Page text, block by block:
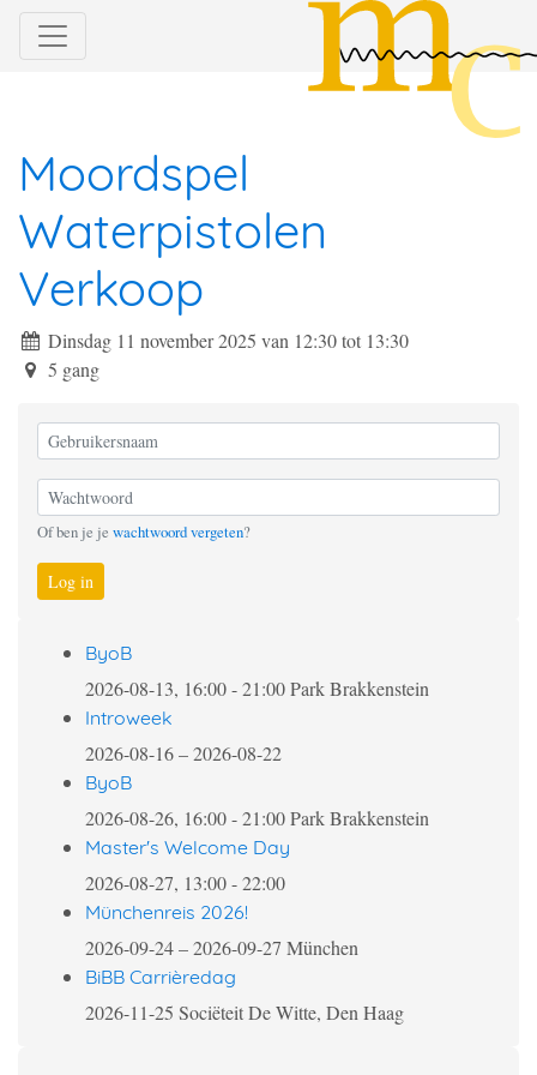
Moordspel
Waterpistolen
Verkoop
Dinsdag 11 november 2025 van 12:30tot 13:30
5 gang
Of ben je je wachtwoord vergeten?
Log in
ByoB
2026-08-13, 16:00-21:00Park Brakkenstein
Introweek
2026-08-16–2026-08-22
ByoB
2026-08-26, 16:00-21:00Park Brakkenstein
Master's Welcome Day
2026-08-27, 13:00-22:00
Münchenreis 2026!
2026-09-24–2026-09-27 München
BiBB Carrièredag
2026-11-25 Sociëteit De Witte, Den Haag